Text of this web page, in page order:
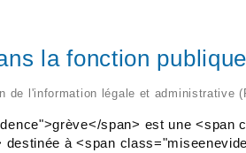
la fonction publique
de l'information légale et administrative
span> est une
à <span